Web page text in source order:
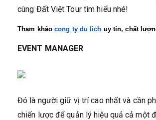
cùng Đất Việt Tour tìm hiểu nhé!
Tham khảo cong ty du lich uy tín, chất
EVENT MANAGER
Đó là người giữ vị trí cao nhất và cần
chiến lược để quản lý hiệu quả cả một